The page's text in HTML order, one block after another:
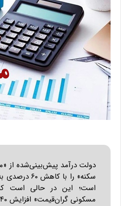
دولت درآمد پیش‌بینی‌شده از
است؛ این در حالی است
مسکونی گران‌قیمت» افزایش ۴۰ درصدی دارد!